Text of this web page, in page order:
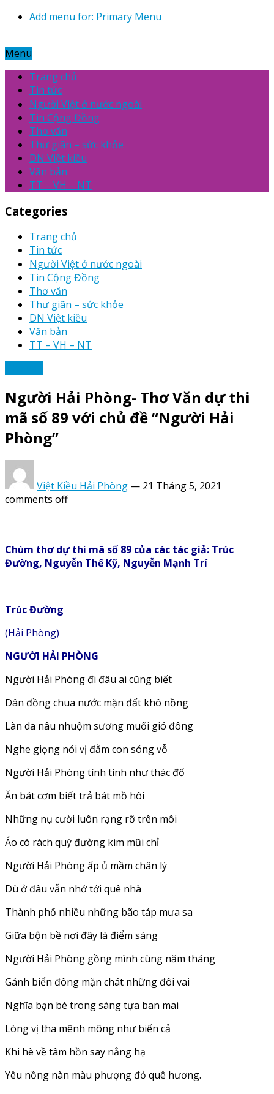
Add menu for: Primary Menu
Menu
Trang chủ
Tin tức
Người Việt ở nước ngoài
Tin Cộng Đồng
Thơ văn
Thư giãn – sức khỏe
DN Việt kiều
Văn bản
TT – VH – NT
Categories
Trang chủ
Tin tức
Người Việt ở nước ngoài
Tin Cộng Đồng
Thơ văn
Thư giãn – sức khỏe
DN Việt kiều
Văn bản
TT – VH – NT
Người Hải Phòng- Thơ Văn dự thi
mã số 89 với chủ đề “Người Hải
Phòng”
Việt Kiều Hải Phòng — 21 Tháng 5, 2021
comments off
Chùm thơ dự thi mã số 89 của các tác giả: Trúc
Đường, Nguyễn Thế Kỹ, Nguyễn Mạnh Trí
Trúc Đường
(Hải Phòng)
NGƯỜI HẢI PHÒNG
Người Hải Phòng đi đâu ai cũng biết
Dân đồng chua nước mặn đất khô nồng
Làn da nâu nhuộm sương muối gió đông
Nghe giọng nói vị đằm con sóng vỗ
Người Hải Phòng tính tình như thác đổ
Ăn bát cơm biết trả bát mồ hôi
Những nụ cười luôn rạng rỡ trên môi
Áo có rách quý đường kim mũi chỉ
Người Hải Phòng ấp ủ mầm chân lý
Dù ở đâu vẫn nhớ tới quê nhà
Thành phố nhiều những bão táp mưa sa
Giữa bộn bề nơi đây là điểm sáng
Người Hải Phòng gồng mình cùng năm tháng
Gánh biển đông mặn chát những đôi vai
Nghĩa bạn bè trong sáng tựa ban mai
Lòng vị tha mênh mông như biển cả
Khi hè về tâm hồn say nắng hạ
Yêu nồng nàn màu phượng đỏ quê hương.